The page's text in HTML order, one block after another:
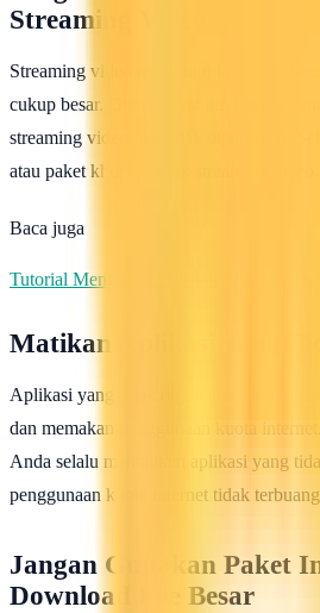
Streaming Video
Streaming video membutuhkan
cukup besar. Oleh karena itu, jangan
streaming video jika tidak diperlukan.
atau paket khusus untuk streaming video.
Baca juga
Tutorial Mengatasi Masalah Saat
Matikan Aplikasi yang
Aplikasi yang tidak digunakan akan
dan memakan penggunaan kuota
Anda selalu mematikan aplikasi yang
penggunaan kuota internet tidak terbuang
Jangan Gunakan Paket
Download File Besar